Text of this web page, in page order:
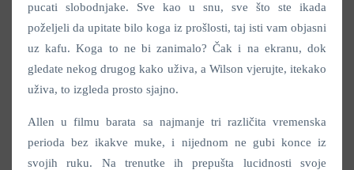
pucati slobodnjake. Sve kao u snu, sve što ste ikada
poželjeli da upitate bilo koga iz prošlosti, taj isti vam objasni
uz kafu. Koga to ne bi zanimalo? Čak i na ekranu, dok
gledate nekog drugog kako uživa, a Wilson vjerujte, itekako
uživa, to izgleda prosto sjajno.
Allen u filmu barata sa najmanje tri različita vremenska
perioda bez ikakve muke, i nijednom ne gubi konce iz
svojih ruku. Na trenutke ih prepušta lucidnosti svoje